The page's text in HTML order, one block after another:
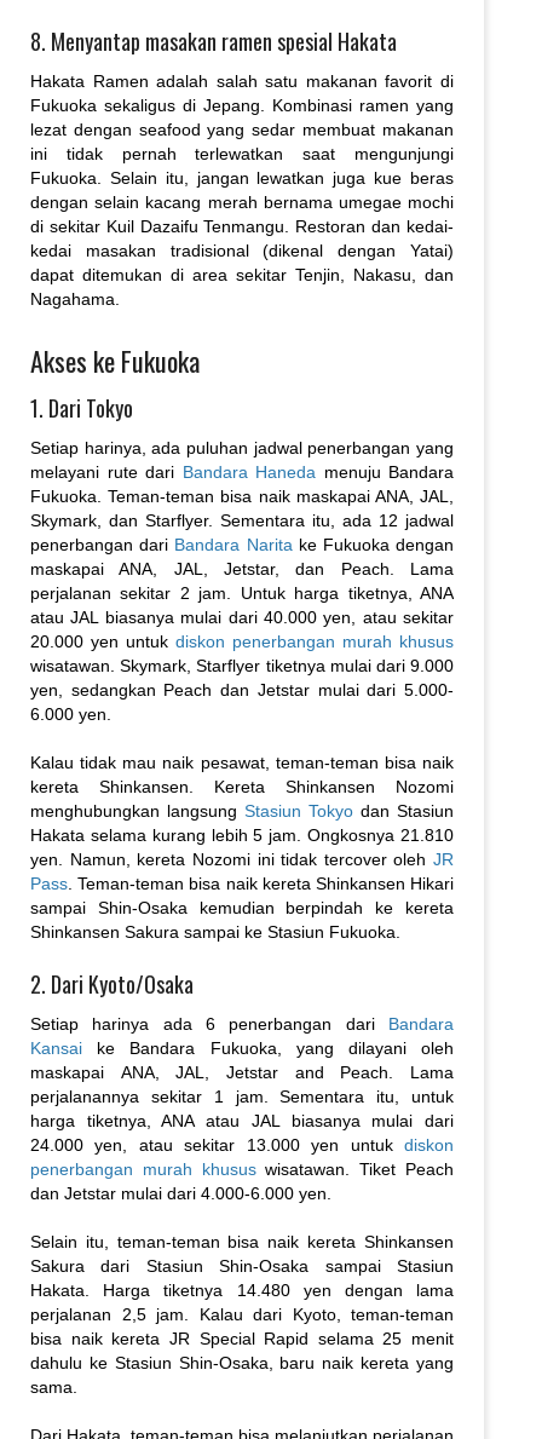
8. Menyantap masakan ramen spesial Hakata
Hakata Ramen adalah salah satu makanan favorit di
Fukuoka sekaligus di Jepang. Kombinasi ramen yang
lezat dengan seafood yang sedar membuat makanan
ini tidak pernah terlewatkan saat mengunjungi
Fukuoka. Selain itu, jangan lewatkan juga kue beras
dengan selain kacang merah bernama umegae mochi
di sekitar Kuil Dazaifu Tenmangu. Restoran dan kedai-
kedai masakan tradisional (dikenal dengan Yatai)
dapat ditemukan di area sekitar Tenjin, Nakasu, dan
Nagahama.
Akses ke Fukuoka
1. Dari Tokyo
Setiap harinya, ada puluhan jadwal penerbangan yang
melayani rute dari Bandara Haneda menuju Bandara
Fukuoka. Teman-teman bisa naik maskapai ANA, JAL,
Skymark, dan Starflyer. Sementara itu, ada 12 jadwal
penerbangan dari Bandara Narita ke Fukuoka dengan
maskapai ANA, JAL, Jetstar, dan Peach. Lama
perjalanan sekitar 2 jam. Untuk harga tiketnya, ANA
atau JAL biasanya mulai dari 40.000 yen, atau sekitar
20.000 yen untuk diskon penerbangan murah khusus
wisatawan. Skymark, Starflyer tiketnya mulai dari 9.000
yen, sedangkan Peach dan Jetstar mulai dari 5.000-
6.000 yen.
Kalau tidak mau naik pesawat, teman-teman bisa naik
kereta Shinkansen. Kereta Shinkansen Nozomi
menghubungkan langsung Stasiun Tokyo dan Stasiun
Hakata selama kurang lebih 5 jam. Ongkosnya 21.810
yen. Namun, kereta Nozomi ini tidak tercover oleh JR
Pass . Teman-teman bisa naik kereta Shinkansen Hikari
sampai Shin-Osaka kemudian berpindah ke kereta
Shinkansen Sakura sampai ke Stasiun Fukuoka.
2. Dari Kyoto/Osaka
Setiap harinya ada 6 penerbangan dari Bandara
Kansai ke Bandara Fukuoka, yang dilayani oleh
maskapai ANA, JAL, Jetstar and Peach. Lama
perjalanannya sekitar 1 jam. Sementara itu, untuk
harga tiketnya, ANA atau JAL biasanya mulai dari
24.000 yen, atau sekitar 13.000 yen untuk diskon
penerbangan murah khususwisatawan. Tiket Peach
dan Jetstar mulai dari 4.000-6.000 yen.
Selain itu, teman-teman bisa naik kereta Shinkansen
Sakura dari Stasiun Shin-Osaka sampai Stasiun
Hakata. Harga tiketnya 14.480 yen dengan lama
perjalanan 2,5 jam. Kalau dari Kyoto, teman-teman
bisa naik kereta JR Special Rapid selama 25 menit
dahulu ke Stasiun Shin-Osaka, baru naik kereta yang
sama.
Dari Hakata, teman-teman bisa melanjutkan perjalanan